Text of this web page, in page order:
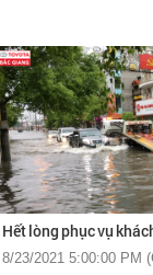
Hết lòng phục vụ
8/23/2021 5:00:00 PM